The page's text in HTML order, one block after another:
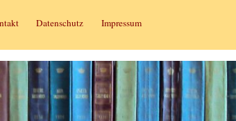
Datenschutz Impressum